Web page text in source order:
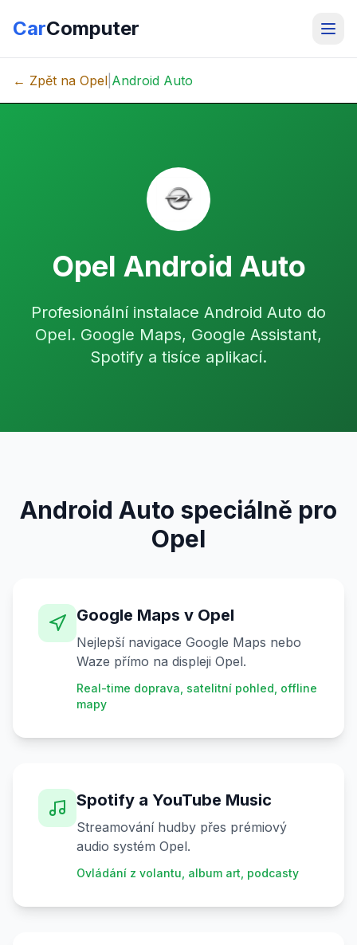
CarComputer
← Zpět na Opel Android Auto
Opel Android Auto
Profesionální instalace Android Auto do
Opel. Google Maps, Google Assistant,
Spotify a tisíce aplikací.
Android Auto speciálně pro
Opel
Google Maps v Opel
Nejlepší navigace Google Maps nebo
Waze přímo na displeji Opel.
Real-time doprava, satelitní pohled, offline
mapy
Spotify a YouTube Music
Streamování hudby přes prémiový
audio systém Opel.
Ovládání z volantu, album art, podcasty